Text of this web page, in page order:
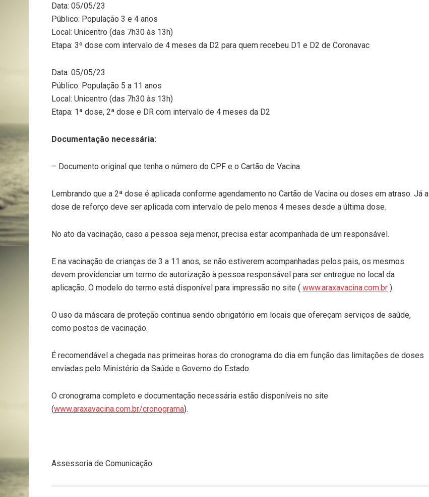
Data: 05/05/23
Público: População 3 e 4 anos
Local: Unicentro (das 7h30 às 13h)
Etapa: 3º dose com intervalo de 4 meses da D2 para quem recebeu D1 e D2 de Coronavac
Data: 05/05/23
Público: População 5 a 11 anos
Local: Unicentro (das 7h30 às 13h)
Etapa: 1ª dose, 2ª dose e DR com intervalo de 4 meses da D2
Documentação necessária:
– Documento original que tenha o número do CPF e o Cartão de Vacina.
Lembrando que a 2ª dose é aplicada conforme agendamento no Cartão de Vacina ou doses em atraso. Já a
dose de reforço deve ser aplicada com intervalo de pelo menos 4 meses desde a última dose.
No ato da vacinação, caso a pessoa seja menor, precisa estar acompanhada de um responsável.
E na vacinação de crianças de 3 a 11 anos, se não estiverem acompanhadas pelos pais, os mesmos
devem providenciar um termo de autorização à pessoa responsável para ser entregue no local da
aplicação. O modelo do termo está disponível para impressão no site ( www.araxavacina.com.br ).
O uso da máscara de proteção continua sendo obrigatório em locais que ofereçam serviços de saúde,
como postos de vacinação.
É recomendável a chegada nas primeiras horas do cronograma do dia em função das limitações de doses
enviadas pelo Ministério da Saúde e Governo do Estado.
O cronograma completo e documentação necessária estão disponíveis no site
(www.araxavacina.com.br/cronograma).
Assessoria de Comunicação